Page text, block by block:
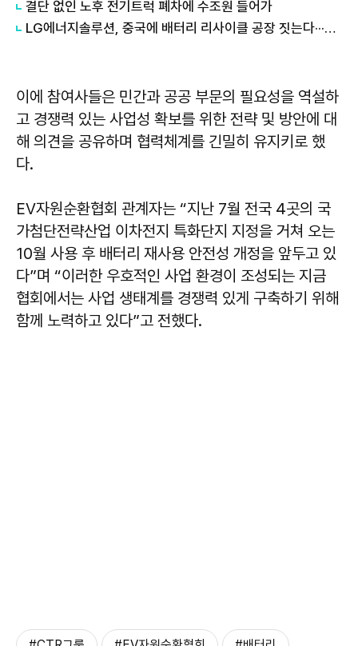
결단 없인 노후 전기트럭 폐차에 수조원 들어가
LG에너지솔루션, 중국에 배터리 리사이클 공장 짓는다···첫 한중 합작법인 설립
이에 참여사들은 민간과 공공 부문의 필요성을 역설하
고 경쟁력 있는 사업성 확보를 위한 전략 및 방안에 대
해 의견을 공유하며 협력체계를 긴밀히 유지키로 했
다.
EV자원순환협회 관계자는 “지난 7월 전국 4곳의 국
가첨단전략산업 이차전지 특화단지 지정을 거쳐 오는
10월 사용 후 배터리 재사용 안전성 개정을 앞두고 있
다”며 “이러한 우호적인 사업 환경이 조성되는 지금
협회에서는 사업 생태계를 경쟁력 있게 구축하기 위해
함께 노력하고 있다”고 전했다.